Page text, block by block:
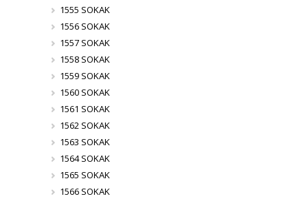
1555 SOKAK
1556 SOKAK
1557 SOKAK
1558 SOKAK
1559 SOKAK
1560 SOKAK
1561 SOKAK
1562 SOKAK
1563 SOKAK
1564 SOKAK
1565 SOKAK
1566 SOKAK